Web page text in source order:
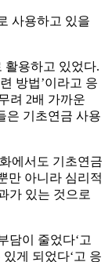
사용하고 있을
활용하고 있었다.
방법’이라고 응
려 2배 가까운
은 기초연금 사용
에서도 기초연금
만 아니라 심리적
가 있는 것으로
담이 줄었다‘고
게 되었다‘고 응